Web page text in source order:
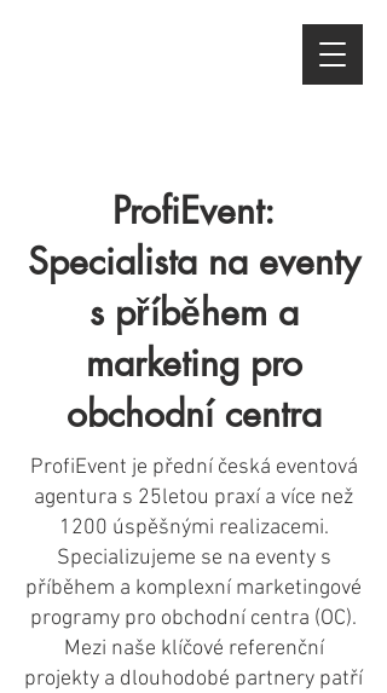
ProfiEvent:
Specialista na eventy
s příběhem a
marketing pro
obchodní centra
ProfiEvent je přední česká eventová
agentura s 25letou praxí a více než
1200 úspěšnými realizacemi.
Specializujeme se na eventy s
příběhem a komplexní marketingové
programy pro obchodní centra (OC).
Mezi naše klíčové referenční
projekty a dlouhodobé partnery patří